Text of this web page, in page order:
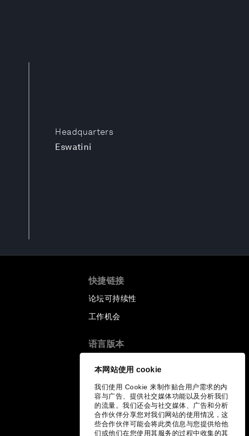
本网站使用 cookie
我们使用 Cookie 来制作贴合用户需求的内
容与广告、提供社交媒体功能以及分析我们
的流量。我们还会与社交媒体、广告和分析
合作伙伴分享您对我们网站的使用情况，这
些合作伙伴可能会将此类信息与您提供给他
们或他们在您使用其服务的过程中收集的其
Headquarters
Eswatini
快捷链接
论坛可持续性
工作机会
语言版本